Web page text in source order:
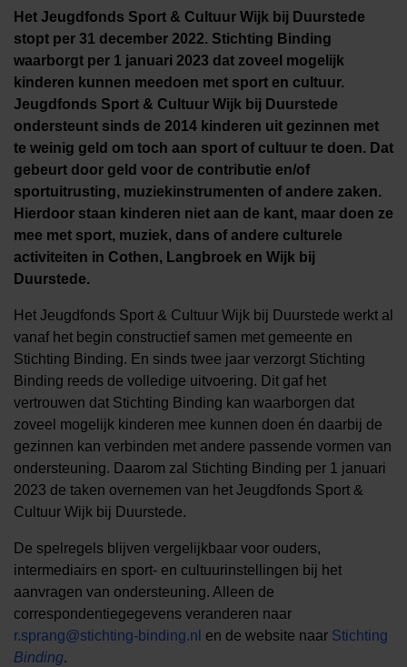
Het Jeugdfonds Sport & Cultuur Wijk bij Duurstede
stopt per 31 december 2022. Stichting Binding
waarborgt per 1 januari 2023 dat zoveel mogelijk
kinderen kunnen meedoen met sport en cultuur.
Jeugdfonds Sport & Cultuur Wijk bij Duurstede
ondersteunt sinds de 2014 kinderen uit gezinnen met
te weinig geld om toch aan sport of cultuur te doen. Dat
gebeurt door geld voor de contributie en/of
sportuitrusting, muziekinstrumenten of andere zaken.
Hierdoor staan kinderen niet aan de kant, maar doen ze
mee met sport, muziek, dans of andere culturele
activiteiten in Cothen, Langbroek en Wijk bij
Duurstede.
Het Jeugdfonds Sport & Cultuur Wijk bij Duurstede werkt al
vanaf het begin constructief samen met gemeente en
Stichting Binding. En sinds twee jaar verzorgt Stichting
Binding reeds de volledige uitvoering. Dit gaf het
vertrouwen dat Stichting Binding kan waarborgen dat
zoveel mogelijk kinderen mee kunnen doen én daarbij de
gezinnen kan verbinden met andere passende vormen van
ondersteuning. Daarom zal Stichting Binding per 1 januari
2023 de taken overnemen van het Jeugdfonds Sport &
Cultuur Wijk bij Duurstede.
De spelregels blijven vergelijkbaar voor ouders,
intermediairs en sport- en cultuurinstellingen bij het
aanvragen van ondersteuning. Alleen de
correspondentiegegevens veranderen naar
r.sprang@stichting-binding.nl en de website naar Stichting
Binding.